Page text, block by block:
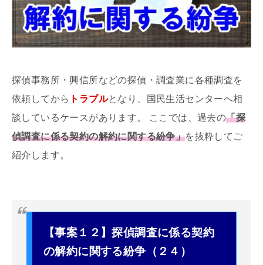
探偵事務所・興信所などの探偵・調査業に各種調査を
依頼してから トラブルとなり、国民生活センターへ相
談しているケースがあります。 ここでは、過去の「探
偵調査に係る契約の解約に関する紛争」を抜粋してご
紹介します。
【事案１２】探偵調査に係る契約
の解約に関する紛争（２４）